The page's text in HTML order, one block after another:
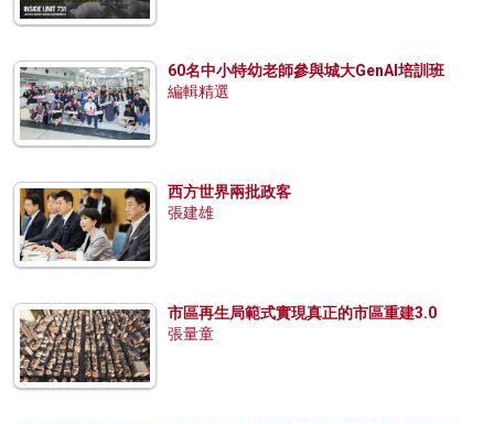
60名中小特幼老師參與城大GenAI培訓班
編輯精選
西方世界兩批政客
張建雄
市區再生局範式實現真正的市區重建3.0
張量童